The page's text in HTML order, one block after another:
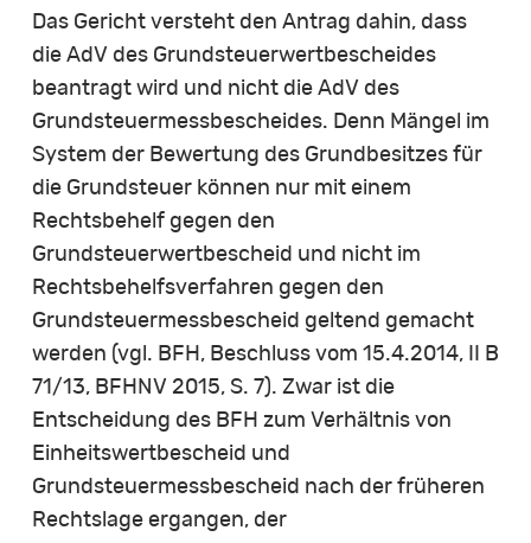
Das Gericht versteht den Antrag dahin, dass
die AdV des Grundsteuerwertbescheides
beantragt wird und nicht die AdV des
Grundsteuermessbescheides. Denn Mängel im
System der Bewertung des Grundbesitzes für
die Grundsteuer können nur mit einem
Rechtsbehelf gegen den
Grundsteuerwertbescheid und nicht im
Rechtsbehelfsverfahren gegen den
Grundsteuermessbescheid geltend gemacht
werden (vgl. BFH, Beschluss vom 15.4.2014, II B
71/13, BFHNV 2015, S. 7). Zwar ist die
Entscheidung des BFH zum Verhältnis von
Einheitswertbescheid und
Grundsteuermessbescheid nach der früheren
Rechtslage ergangen, der